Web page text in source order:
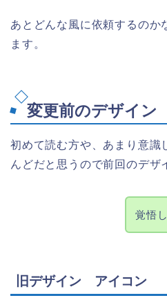
あとどんな風に依頼するのか
ます。
変更前のデザイン
初めて読む方や、あまり意識
んどだと思うので前回のデザ
覚悟
旧デザイン アイコン